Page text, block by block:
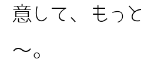
意して、もっ
～。